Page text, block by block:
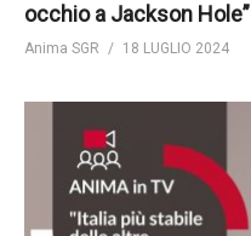
occhio a Jackson Hole”
Anima SGR 18 LUGLIO 2024